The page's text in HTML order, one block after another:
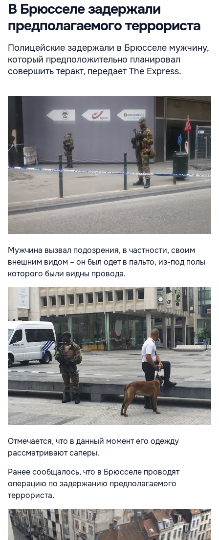
В Брюсселе задержали
предполагаемого террориста
Полицейские задержали в Брюсселе мужчину,
который предположительно планировал
совершить теракт, передает The Express.
Мужчина вызвал подозрения, в частности, своим
внешним видом – он был одет в пальто, из-под полы
которого были видны провода.
Отмечается, что в данный момент его одежду
рассматривают саперы.
Ранее сообщалось, что в Брюсселе проводят
операцию по задержанию предполагаемого
террориста.